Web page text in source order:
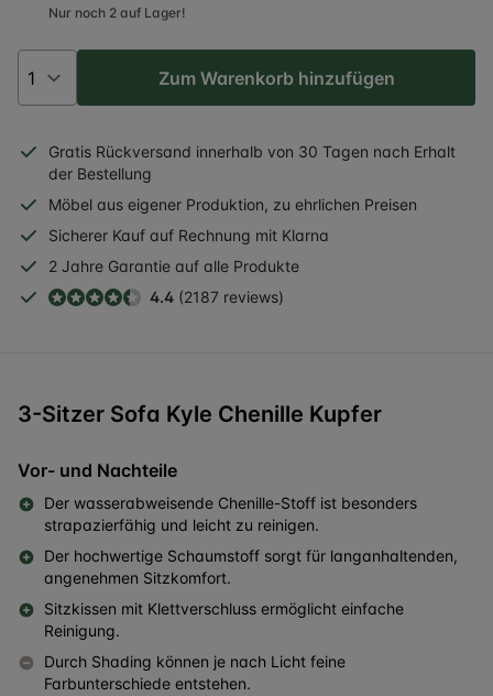
Nur noch 2 auf Lager!
Zum Warenkorb hinzufügen
Gratis Rückversand innerhalb von 30 Tagen nach Erhalt
der Bestellung
Möbel aus eigener Produktion, zu ehrlichen Preisen
Sicherer Kauf auf Rechnung mit Klarna
2 Jahre Garantie auf alle Produkte
4.4 (2187 reviews)
3-Sitzer Sofa Kyle Chenille Kupfer
Vor- und Nachteile
Der wasserabweisende Chenille-Stoff ist besonders
strapazierfähig und leicht zu reinigen.
Der hochwertige Schaumstoff sorgt für langanhaltenden,
angenehmen Sitzkomfort.
Sitzkissen mit Klettverschluss ermöglicht einfache
Reinigung.
Durch Shading können je nach Licht feine
Farbunterschiede entstehen.